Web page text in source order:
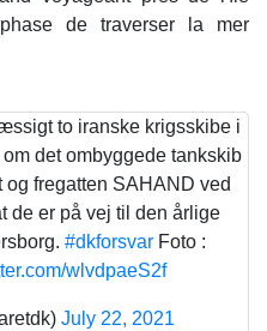
de traverser la mer
to iranske krigsskibe i
det ombyggede tankskib
fregatten SAHAND ved
de er på vej til den årlige
#dkforsvar Foto :
wlvdpaeS2f
July 22, 2021